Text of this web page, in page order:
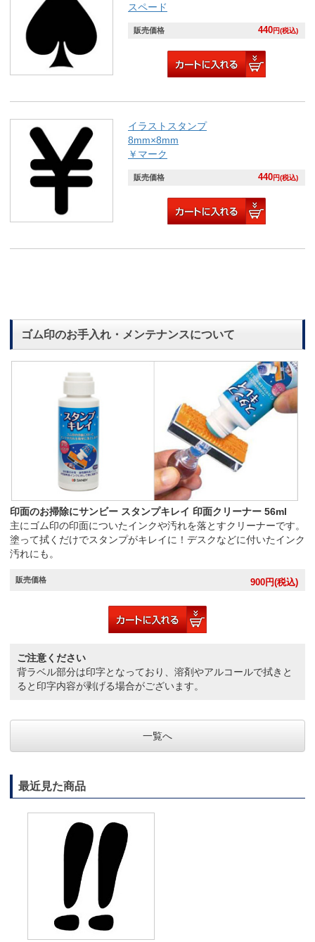
スペード
販売価格 440円(税込)
イラストスタンプ
8mm×8mm
￥マーク
販売価格 440円(税込)
ゴム印のお手入れ・メンテナンスについて
印面のお掃除にサンビー スタンプキレイ 印面クリーナー 56ml
主にゴム印の印面についたインクや汚れを落とすクリーナーです。
塗って拭くだけでスタンプがキレイに！デスクなどに付いたインク
汚れにも。
販売価格 900円(税込)
ご注意ください
背ラベル部分は印字となっており、溶剤やアルコールで拭きと
ると印字内容が剥げる場合がございます。
一覧へ
最近見た商品